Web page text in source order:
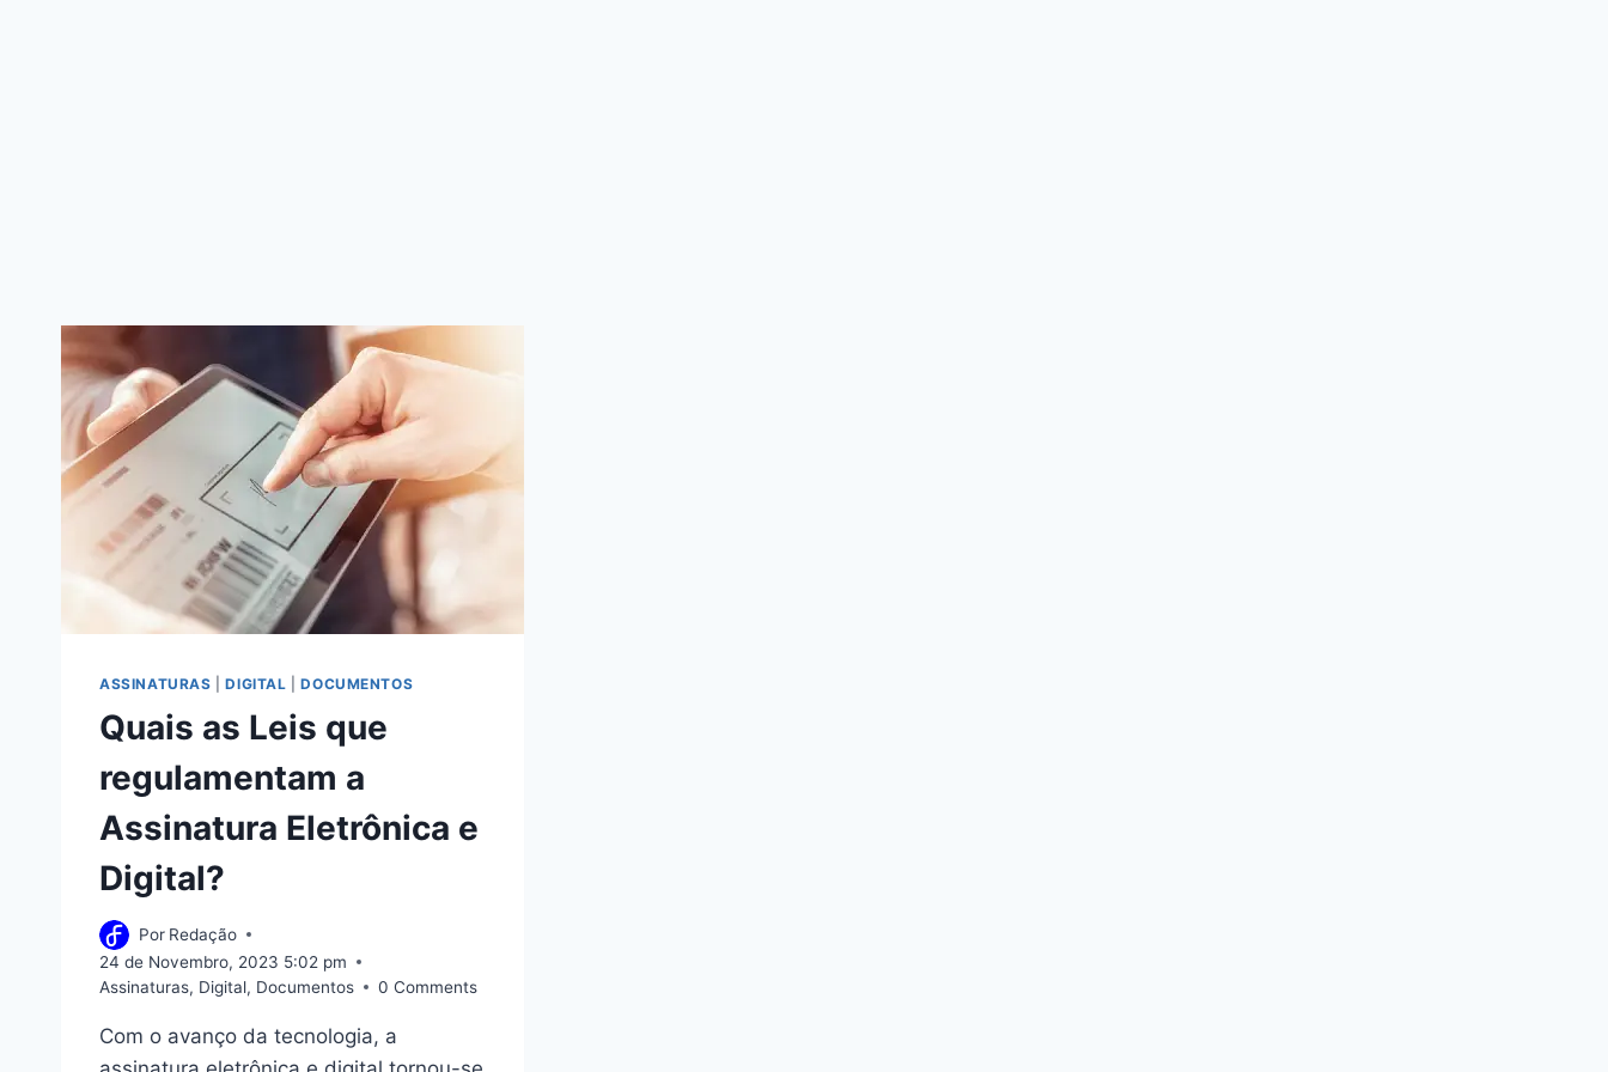
ASSINATURAS |DIGITAL |DOCUMENTOS
Quais as Leis que
regulamentam a
Assinatura Eletrônica e
Digital?
Por Redação
24 de Novembro, 2023 5:02 pm
Assinaturas, Digital, Documentos 0 Comments
Com o avanço da tecnologia, a